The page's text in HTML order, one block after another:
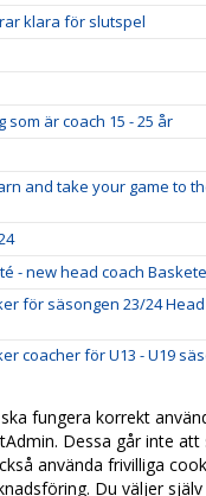
klara för slutspel
som är coach 15 - 25 år
and take your game to
- new head coach
för säsongen 23/24 Head
coacher för U13 - U19
2023
13/3 kl 18.00 i
Basket!
fungera korrekt
Dessa går inte att
använda frivilliga
Du väljer